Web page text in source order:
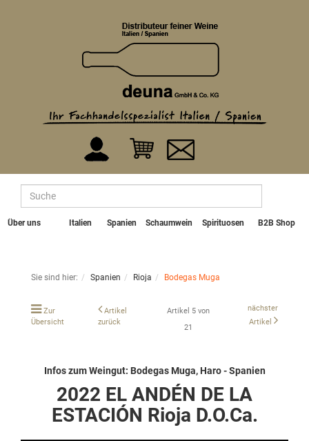
Über uns Italien Spanien Schaumwein Spirituosen B2B Shop
Sie sind hier: Spanien Rioja Bodegas Muga
Zur
Übersicht
Artikel
zurück
Artikel 5 von
21
nächster
Artikel
Infos zum Weingut: Bodegas Muga, Haro - Spanien
2022 EL ANDÉN DE LA
ESTACIÓN Rioja D.O.Ca.